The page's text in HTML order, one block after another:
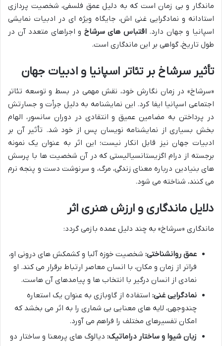
ماندگار و بی زمان است که به دلیل عمق فلسفی، شخصیت پردازی
استادانه و نمادگرایی غنی اش، جایگاه ویژه ای در ادبیات نمایشی
اسپانیا و جهان دارد.اقتباس های سرشاخ و اجراهای متعدد آن در
طول تاریخ، گواهی بر این ماندگاری است.
تأثیر سرشاخ بر تئاتر اسپانیا و ادبیات جهان
«سرشاخ» در زمان نگارش خود، نقش مهمی در بسط و توسعه تئاتر
اجتماعی اسپانیا ایفا کرد. این نمایشنامه به دلیل جرأت و جسارتش
در پرداختن به مضامین عمیق و انتقادی در دوران سانسور، الهام
بخش بسیاری از نمایشنامه نویسان پس از خود شد. تأثیر آن بر
ادبیات جهان نیز قابل انکار نیست؛ این اثر به عنوان یک نمونه
برجسته از درام اگزیستانسیالیستی که در آن شخصیت ها با پرسش
های بنیادین درباره معنای زندگی، مرگ، و سرنوشت دست و پنجه نرم
می کنند، شناخته می شود.
دلایل ماندگاری و ارزش هنری اثر
ماندگاری «سرشاخ» به چند دلیل عمده بازمی گردد:
عمق روانشناختی: شخصیت خوزه آلبا و کشمکش های درونی او،
فراتر از زمان و مکان، با انسان معاصر ارتباط برقرار می کند. او
نمادی از انسان درگیر با انتخاب ها و پیامدهای آن هاست.
نمادگرایی غنی: استفاده از گاوبازی به عنوان یک استعاره
چندوجهی، لایه های معنایی بی شماری را به اثر می بخشد که
امکان تفسیرهای مختلف را فراهم می آورد.
زبان شیوا و ساختار دراماتیک: دیالوگ های پرمعنا و ساختار دو